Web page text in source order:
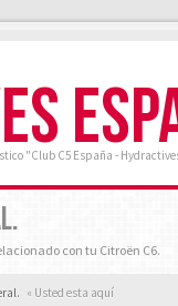
"Club C5 España -
con tu Citroën C6.
« Usted esta aquí